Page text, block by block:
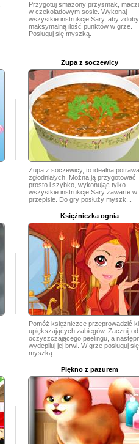
Przygotuj smażony przysmak,
w czekoladowym sosie. Wykonaj
wszystkie instrukcje Sary, aby
maksymalną ilość punktów w grze.
Posługuj się myszką.
Zupa z soczewicy
Zupa z soczewicy, to idealna
zgłodniałych. Można ją przygotować
prosto i szybko, wykonując tylko
wszystkie instrukcje Sary zawarte w
przepisie. Do gry posłuży myszk...
Księżniczka ognia
Pomóż księżniczce przeprowadzić
upiększających zabiegów. Zacznij od
oczyszczającego peelingu, a
wydepiluj jej brwi. W grze posługuj się
myszką.
Piękno z pazurem